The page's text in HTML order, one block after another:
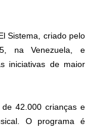
Sistema, criado pelo
na Venezuela, e
iniciativas de maior
42.000 crianças e
O programa é